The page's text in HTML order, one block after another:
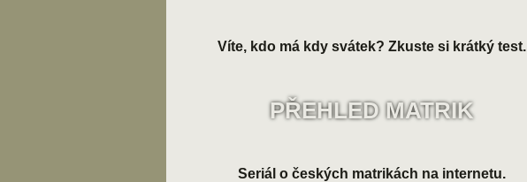
Víte, kdo má kdy svátek? Zkuste si krátký test.
PŘEHLED MATRIK
Seriál o českých matrikách na internetu.